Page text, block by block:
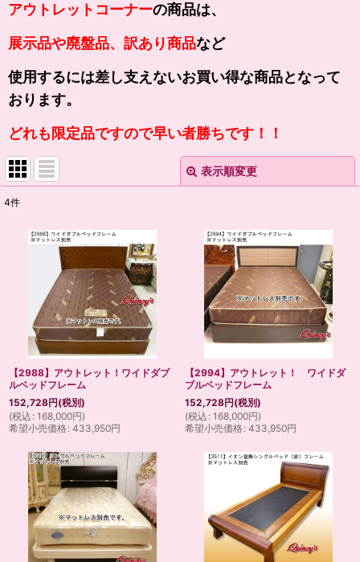
アウトレットコーナーの商品は、
展示品や廃盤品、訳あり商品など
使用するには差し支えないお買い得な商品となって
おります。
どれも限定品ですので早い者勝ちです！！
表示順変更
4件
【2988】アウトレット！ワイドダブ
ルベッドフレーム
152,728円(税別)
(税込 : 168,000円)
希望小売価格: 433,950円
【2994】アウトレット！ ワイドダ
ブルベッドフレーム
152,728円(税別)
(税込 : 168,000円)
希望小売価格: 433,950円